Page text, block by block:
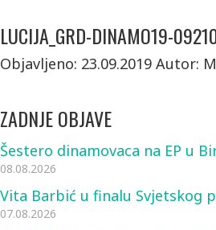
LUCIJA_GRD-DINAMO19-
Objavljeno: 23.09.2019 Autor:
ZADNJE OBJAVE
Šestero dinamovaca na EP u
08.08.2026
Vita Barbić u finalu Svjetskog
07.08.2026